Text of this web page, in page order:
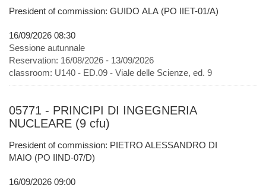
President of commission: GUIDO ALA (PO IIET-01/A)
16/09/2026 08:30
Sessione autunnale
Reservation: 16/08/2026 - 13/09/2026
classroom: U140 - ED.09 - Viale delle Scienze, ed. 9
05771 - PRINCIPI DI INGEGNERIA
NUCLEARE (9 cfu)
President of commission: PIETRO ALESSANDRO DI
MAIO (PO IIND-07/D)
16/09/2026 09:00